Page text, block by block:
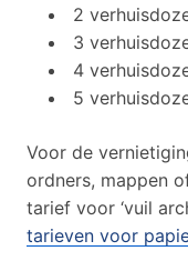
2
3
4
5
Voor de
ordners, mappen
tarief voor ‘vuil
tarieven voor